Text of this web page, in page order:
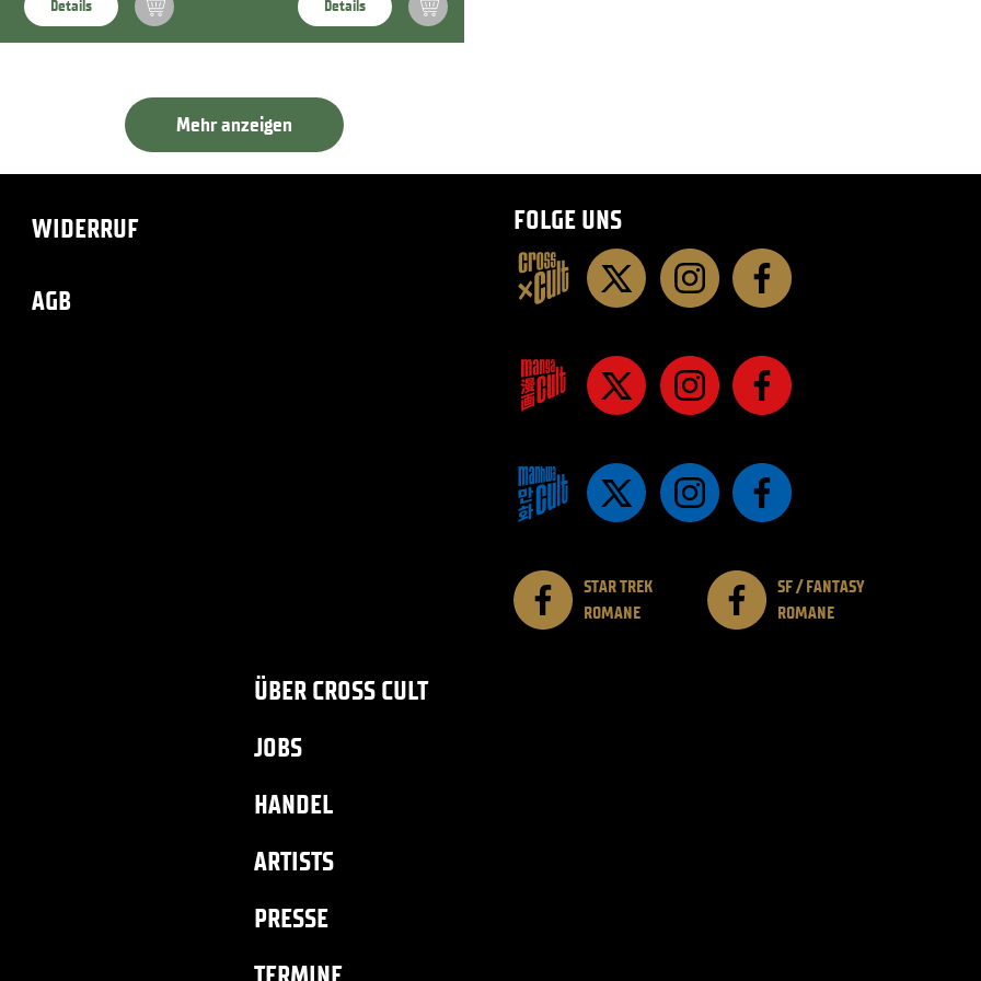
Details Details
Mehr anzeigen
WIDERRUF
AGB
FOLGE UNS
STAR TREK
ROMANE
SF / FANTASY
ROMANE
ÜBER CROSS CULT
JOBS
HANDEL
ARTISTS
PRESSE